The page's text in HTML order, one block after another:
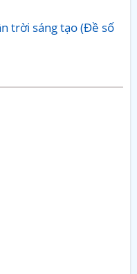
trời sáng tạo (Đề số